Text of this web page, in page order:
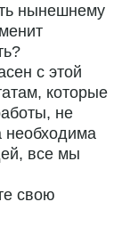
нынешнему
с этой
которые
не
необходима
все мы
свою